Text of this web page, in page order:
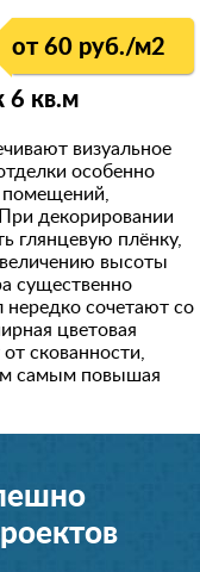
от 60 руб./м2
6 кв.м
визуальное
особенно
декорировании
глянцевую плёнку,
высоты
существенно
нередко сочетают со
цветовая
скованности,
самым повышая